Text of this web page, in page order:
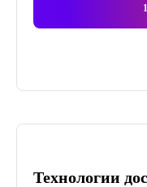
1
Технологии